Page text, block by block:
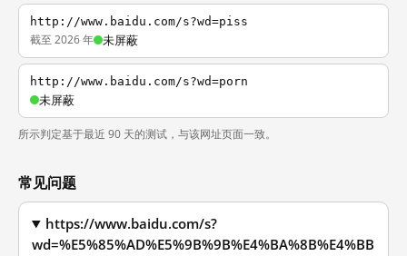
http://www.baidu.com/s?wd=piss
截至 2026 年 未屏蔽
http://www.baidu.com/s?wd=porn
未屏蔽
所示判定基于最近 90 天的测试，与该网址页面一致。
常见问题
https://www.baidu.com/s?
wd=%E5%85%AD%E5%9B%9B%E4%BA%8B%E4%BB